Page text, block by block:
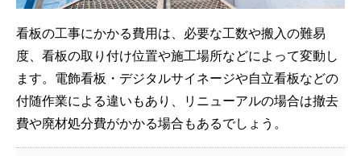
看板の工事にかかる費用は、必要な工数や搬入の難易
度、看板の取り付け位置や施工場所などによって変動し
ます。電飾看板・デジタルサイネージや自立看板などの
付随作業による違いもあり、リニューアルの場合は撤去
費や廃材処分費がかかる場合もあるでしょう。